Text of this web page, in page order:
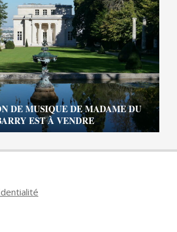
DE MUSIQUE DE MADAME DU
EST À VENDRE